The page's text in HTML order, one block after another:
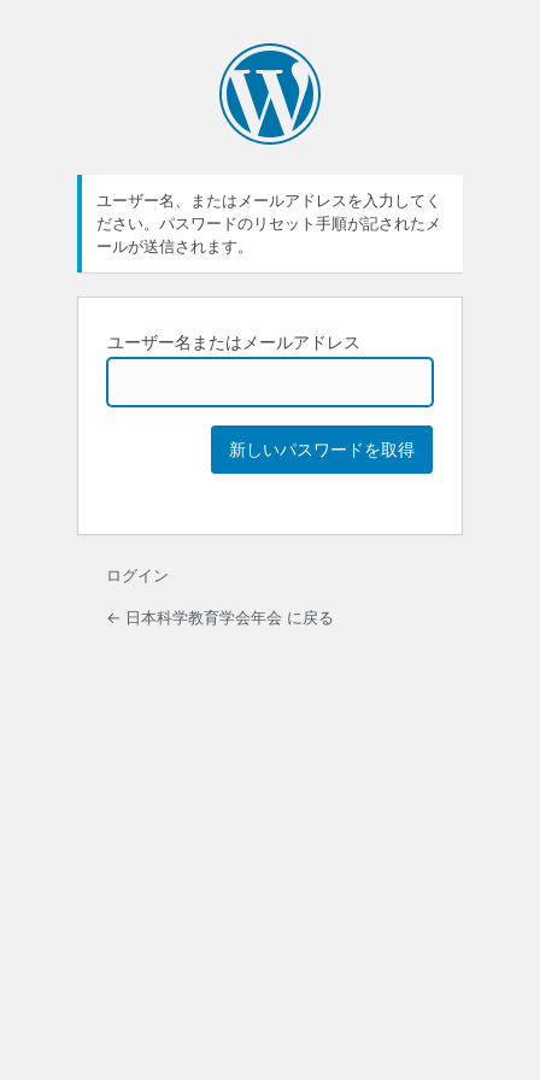
ユーザー名、またはメールアドレスを入力してく
ださい。パスワードのリセット手順が記されたメ
ールが送信されます。
ユーザー名またはメールアドレス
ログイン
← 日本科学教育学会年会 に戻る